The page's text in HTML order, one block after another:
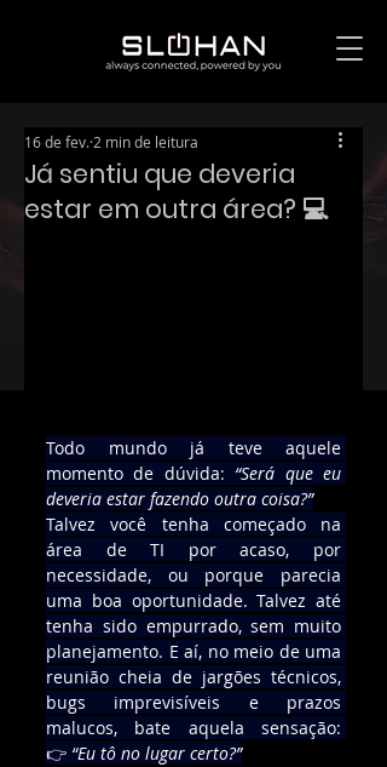
Já sentiu que deveria
estar em outra área? 💻
16 de fev. 2 min de leitura
Todo mundo já teve aquele
momento de dúvida: “Será que eu
deveria estar fazendo outra coisa?”
Talvez você tenha começado na
área de TI por acaso, por
necessidade, ou porque parecia
uma boa oportunidade. Talvez até
tenha sido empurrado, sem muito
planejamento. E aí, no meio de uma
reunião cheia de jargões técnicos,
bugs imprevisíveis e prazos
malucos, bate aquela sensação:
👉 “Eu tô no lugar certo?”